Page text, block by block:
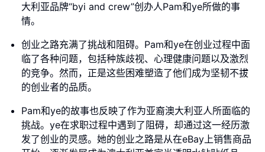
大利亚品牌“byi and crew”创办人Pam和ye所做的事
情。
创业之路充满了挑战和阻碍。Pam和ye在创业过程中面
临了各种问题，包括种族歧视、心理健康问题以及激烈
的竞争。然而，正是这些困难塑造了他们成为坚韧不拔
的创业者的品质。
Pam和ye的故事也反映了作为亚裔澳大利亚人所面临的
挑战。ye在求职过程中遇到了阻碍，却通过这一经历激
发了创业的灵感。她的创业之路是从在eBay上销售商品